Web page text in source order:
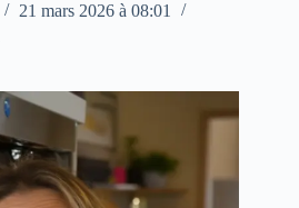
21 mars 2026 à 08:01